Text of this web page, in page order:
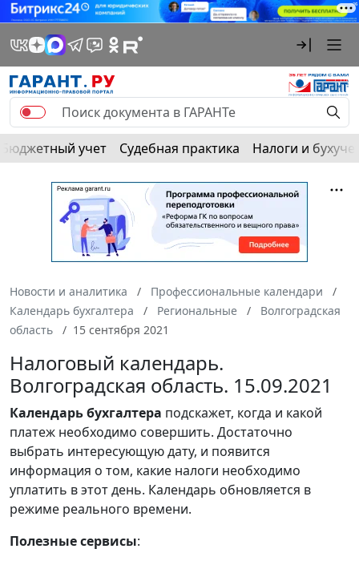
Бюджетный учет Судебная практика Налоги и
Новости и аналитика
Профессиональные календари
Календарь бухгалтера
Региональные
Волгоградская
область
15 сентября 2021
Налоговый календарь.
Волгоградская область. 15.09.2021
Календарьбухгалтера подскажет, когда и какой
платеж необходимо совершить. Достаточно
выбрать интересующую дату, и появится
информация о том, какие налоги необходимо
уплатить в этот день. Календарь обновляется в
режиме реального времени.
Полезные сервисы: